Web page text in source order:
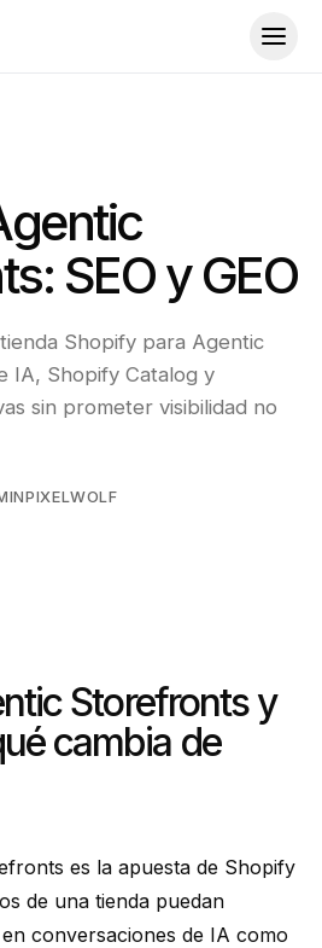
SEO y GEO
Shopify para Agentic
IA, Shopify Catalog y
sin prometer visibilidad no
PIXELWOLF
Storefronts y
cambia de
es la apuesta de Shopify
de una tienda puedan
conversaciones de IA como